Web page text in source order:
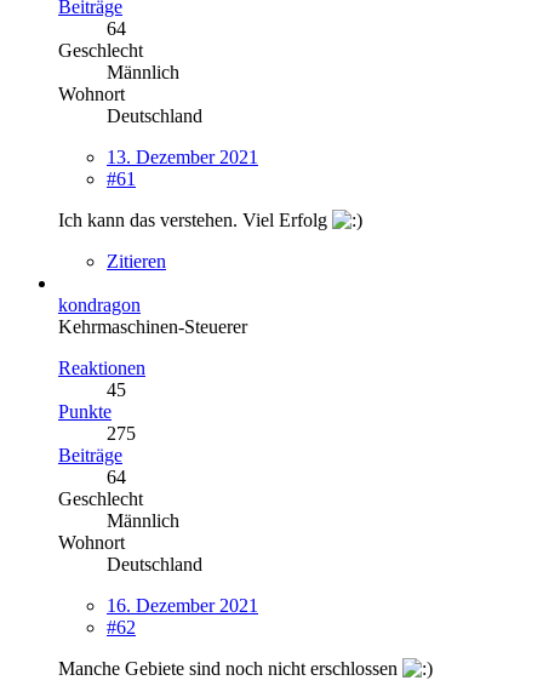
Beiträge
64
Geschlecht
Männlich
Wohnort
Deutschland
13. Dezember 2021
#61
Ich kann das verstehen. Viel Erfolg
Zitieren
kondragon
Kehrmaschinen-Steuerer
Reaktionen
45
Punkte
275
Beiträge
64
Geschlecht
Männlich
Wohnort
Deutschland
16. Dezember 2021
#62
Manche Gebiete sind noch nicht erschlossen